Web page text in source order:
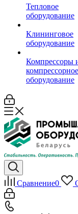
Тепловое
оборудование
Клининговое
оборудование
Компрессоры
компрессорное
оборудование
Сравнение0